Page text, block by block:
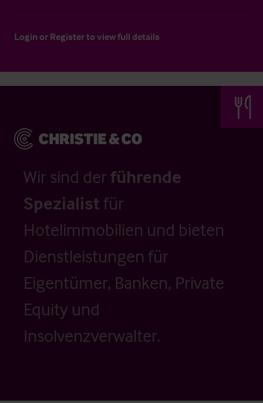
Login or Registerto view full details
Wir sind der führende
Spezialistfür
Hotelimmobilien und bieten
Dienstleistungen für
Eigentümer, Banken, Private
Equity und
Insolvenzverwalter.